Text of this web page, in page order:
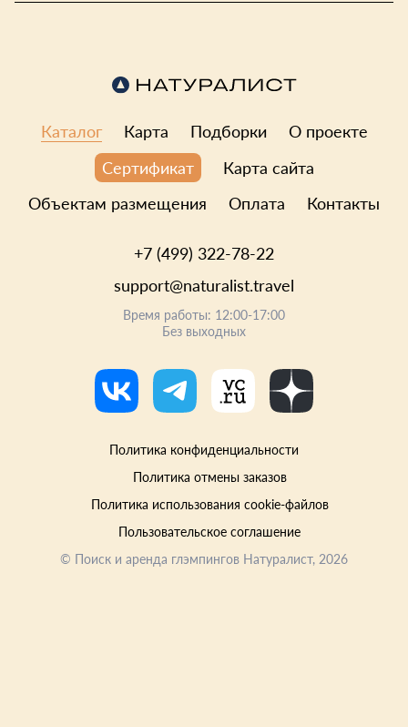
и заботы о гостях!
Каталог Карта Подборки
О проекте
Сертификат
Карта сайта
Объектам размещения
Оплата Контакты
+7 (499) 322-78-22
support@naturalist.travel
Время работы: 12:00-17:00
Без выходных
Политика конфиденциальности
Политика отмены заказов
Политика использования cookie-файлов
Пользовательское соглашение
© Поиск и аренда глэмпингов Натуралист, 2026